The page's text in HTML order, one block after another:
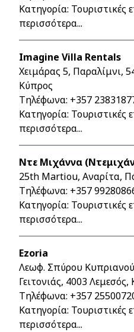
Κατηγορία: Τουριστικές
περισσότερα...
Imagine Villa Rentals
Χειμάρας 5, Παραλίμνι,
Κύπρος
Τηλέφωνα: +357
Κατηγορία: Τουριστικές
περισσότερα...
Ντε Μιχάννα
25th Martiou, Αναρίτα,
Τηλέφωνα: +357
Κατηγορία: Τουριστικές
περισσότερα...
Ezoria
Λεωφ. Σπύρου
Γειτονιάς, 4003
Τηλέφωνα: +357
Κατηγορία: Τουριστικές
περισσότερα...